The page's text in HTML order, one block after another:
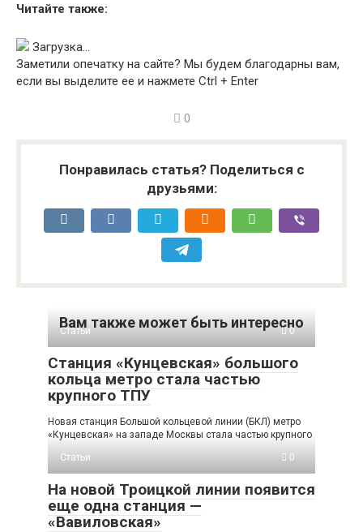
Читайте также:
Загрузка…
Заметили опечатку на сайте? Мы будем благодарны вам,
если вы выделите ее и нажмете Ctrl + Enter
0
Понравилась статья? Поделиться с
друзьями:
Вам также может быть интересно
Статьи 0
Станция «Кунцевская» большого
кольца метро стала частью
крупного ТПУ
Новая станция Большой кольцевой линии (БКЛ) метро
«Кунцевская» на западе Москвы стала частью крупного
Статьи
0
На новой Троицкой линии появится
еще одна станция —
«Вавиловская»